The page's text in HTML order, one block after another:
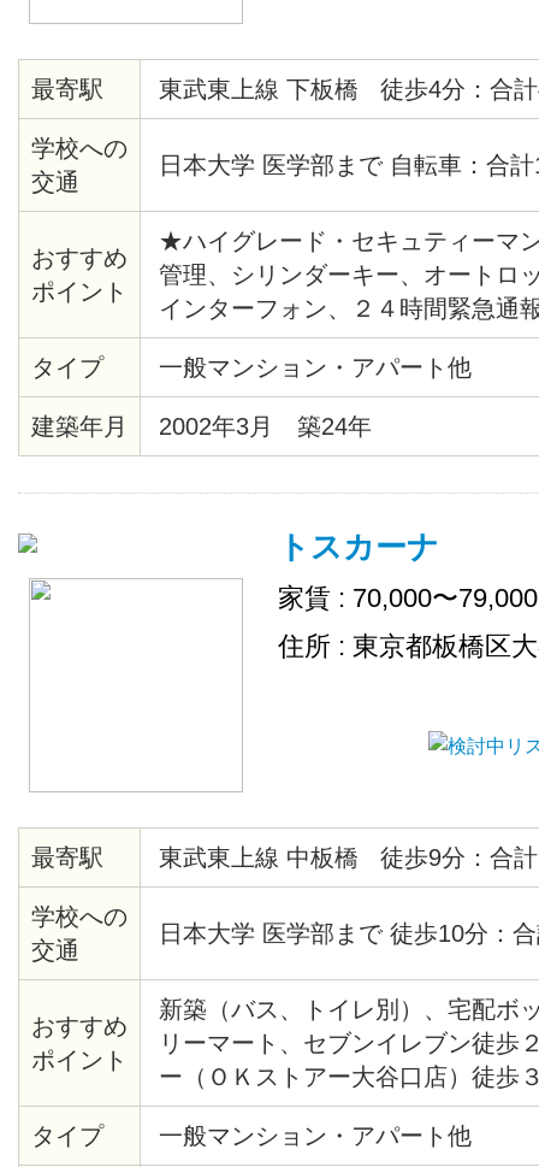
最寄駅 東武東上線 下板橋 徒歩4分：合
学校への
交通
日本大学 医学部まで 自転車：合
おすすめ
ポイント
★ハイグレード・セキュティー
管理、シリンダーキー、オートロ
インターフォン、２４時間緊急通
湯、バストイレ別、シャワー、暖
ー、クッションフロア、各居室照
ール、クローゼット、シューズボ
キッチン、エレベーター、ゴミ置
タイプ 一般マンション・アパート他
建築年月 2002年3月 築24年
トスカーナ
家賃 : 70,000〜
住所 : 東京都板橋区
最寄駅 東武東上線 中板橋 徒歩9分：合
学校への
交通
日本大学 医学部まで 徒歩10分：
おすすめ
ポイント
新築（バス、トイレ別）、宅配ボ
リーマート、セブンイレブン徒歩
ー（ＯＫストアー大谷口店）徒歩
付、独立洗面化粧台
タイプ
一般マンション・アパート他